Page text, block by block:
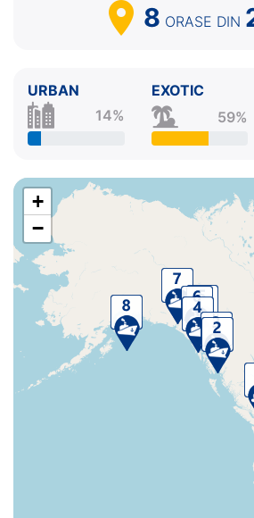
8 ORASE DIN
URBAN
14%
EXOTIC
59%
+
−